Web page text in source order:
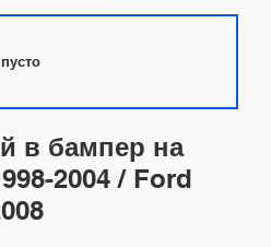
в бампер на
2004 / Ford